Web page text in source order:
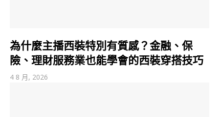
為什麼主播西裝特別有質感？金融、保
險、理財服務業也能學會的西裝穿搭技巧
4 8 月, 2026